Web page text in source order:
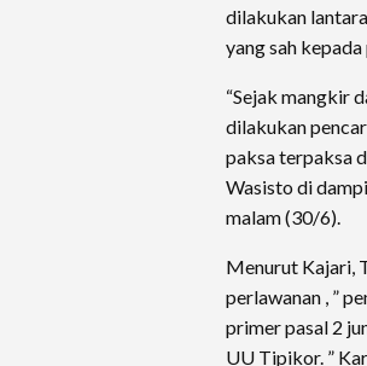
dilakukan
yang sah
“Sejak mangkir
dilakukan
paksa terpaksa
Wasisto di
malam (30/6).
Menurut Kajari,
perlawanan , ”
primer pasal 2
UU Tipikor. ”